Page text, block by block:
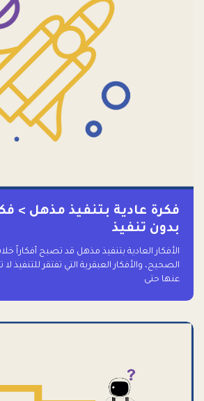
فكرة عادية بتنفيذ مذهل >
بدون تنفيذ
الأفكار العادية بتنفيذ مذهل قد تصبح أفكاراً
الصحيح، والأفكار العبقرية التي تفتقر للتنفيذ
عنها حتى